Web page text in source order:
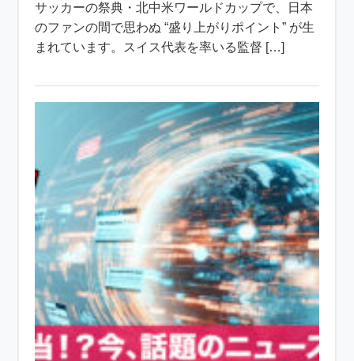
サッカーの祭典・北中米ワールドカップで、日本
のファンの間で思わぬ “盛り上がりポイント” が生
まれています。スイス代表を率いる監督 […]